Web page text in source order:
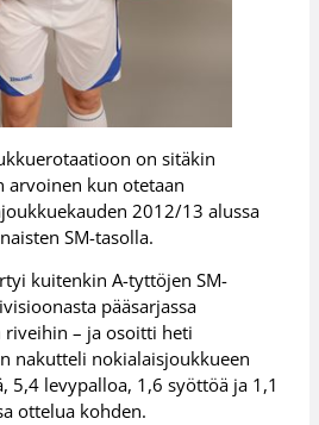
on sitäkin
kun otetaan
2012/13 alussa
SM-tasolla.
kuitenkin A-tyttöjen SM-
pääsarjassa
riveihin – ja osoitti heti
nakutteli nokialaisjoukkueen
5,4 levypalloa, 1,6 syöttöä ja 1,1
ottelua kohden.